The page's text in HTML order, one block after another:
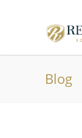
Blog